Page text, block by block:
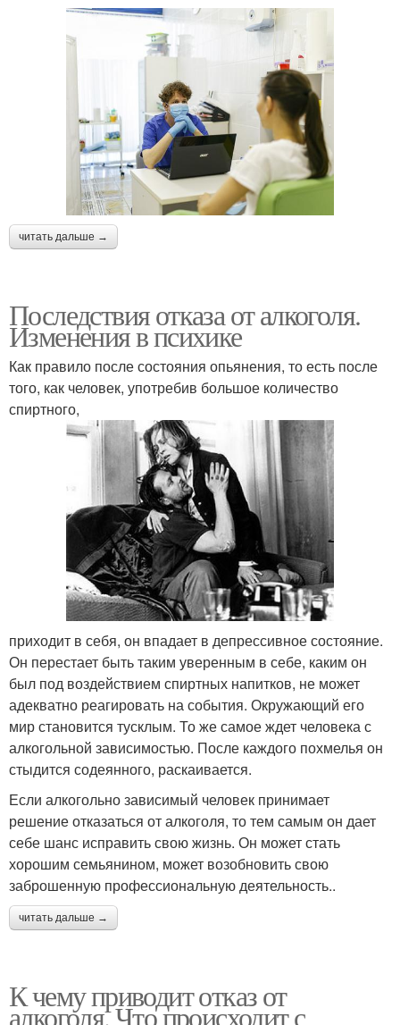
читать дальше →
Последствия отказа от алкоголя.
Изменения в психике
Как правило после состояния опьянения, то есть после
того, как человек, употребив большое количество
спиртного,
приходит в себя, он впадает в депрессивное состояние.
Он перестает быть таким уверенным в себе, каким он
был под воздействием спиртных напитков, не может
адекватно реагировать на события. Окружающий его
мир становится тусклым. То же самое ждет человека с
алкогольной зависимостью. После каждого похмелья он
стыдится содеянного, раскаивается.
Если алкогольно зависимый человек принимает
решение отказаться от алкоголя, то тем самым он дает
себе шанс исправить свою жизнь. Он может стать
хорошим семьянином, может возобновить свою
заброшенную профессиональную деятельность..
читать дальше →
К чему приводит отказ от
алкоголя. Что происходит с